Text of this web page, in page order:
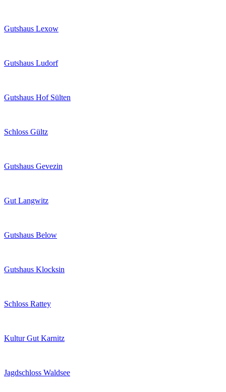
Gutshaus Lexow
Gutshaus Ludorf
Gutshaus Hof Sülten
Schloss Gültz
Gutshaus Gevezin
Gut Langwitz
Gutshaus Below
Gutshaus Klocksin
Schloss Rattey
Kultur Gut Karnitz
Jagdschloss Waldsee